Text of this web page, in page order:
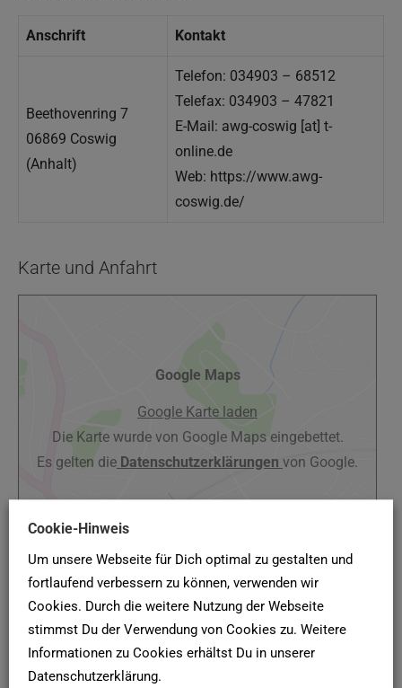
Anschrift Kontakt
Beethovenring 7
06869 Coswig
(Anhalt)
Telefon: 034903 – 68512
Telefax: 034903 – 47821
E-Mail: awg-coswig [at] t-
online.de
Web: https://www.awg-
coswig.de/
Karte und Anfahrt
Google Maps
Google Karte laden
Die Karte wurde von Google Maps eingebettet.
Es gelten die Datenschutzerklärungen von Google.
(Quelle: Allgemeine Wohnungsgenossenschaft eG
Coswig, Stand Januar 2022)
SCHUFA-AUSKUNFT
Cookie-Hinweis
Um unsere Webseite für Dich optimal zu gestalten und
fortlaufend verbessern zu können, verwenden wir
Cookies. Durch die weitere Nutzung der Webseite
stimmst Du der Verwendung von Cookies zu. Weitere
Informationen zu Cookies erhältst Du in unserer
Datenschutzerklärung.